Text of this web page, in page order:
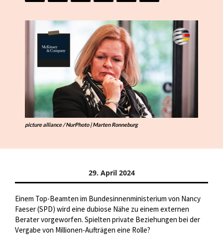
picture alliance / NurPhoto | Marten Ronneburg
29. April 2024
Einem Top-Beamten im Bundesinnenministerium von Nancy
Faeser (SPD) wird eine dubiose Nähe zu einem externen
Berater vorgeworfen. Spielten private Beziehungen bei der
Vergabe von Millionen-Aufträgen eine Rolle?